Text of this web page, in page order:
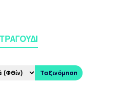
ΤΡΑΓΟΎΔΙ
Ταξινόμηση